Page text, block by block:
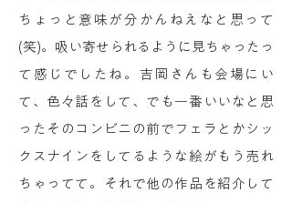
ちょっと意味が分かんねえなと思って
(笑)。吸い寄せられるように見ちゃったっ
て感じでしたね。吉岡さんも会場にい
て、色々話をして、でも一番いいなと思
ったそのコンビニの前でフェラとかシッ
クスナインをしてるような絵がもう売れ
ちゃってて。それで他の作品を紹介して